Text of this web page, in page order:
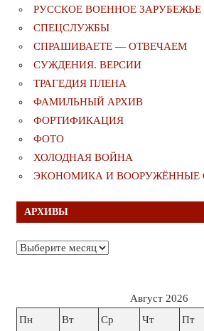
РУССКОЕ ВОЕННОЕ ЗАРУБЕЖЬЕ
СПЕЦСЛУЖБЫ
СПРАШИВАЕТЕ — ОТВЕЧАЕМ
СУЖДЕНИЯ. ВЕРСИИ
ТРАГЕДИЯ ПЛЕНА
ФАМИЛЬНЫЙ АРХИВ
ФОРТИФИКАЦИЯ
ФОТО
ХОЛОДНАЯ ВОЙНА
ЭКОНОМИКА И ВООРУЖЁННЫЕ
АРХИВЫ
Архивы
Август 2026
Пн
Вт Ср Чт Пт